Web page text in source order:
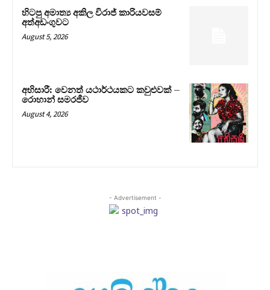
හිටපු අමාත්‍ය අකිල විරාජ් කාරියවසම්
අත්අඩංගුවට
August 5, 2026
අභිසාරී: වෙනත් යථාර්ථයකට කවුළුවක් –
රොහාන් සමරජීව
August 4, 2026
- Advertisement -